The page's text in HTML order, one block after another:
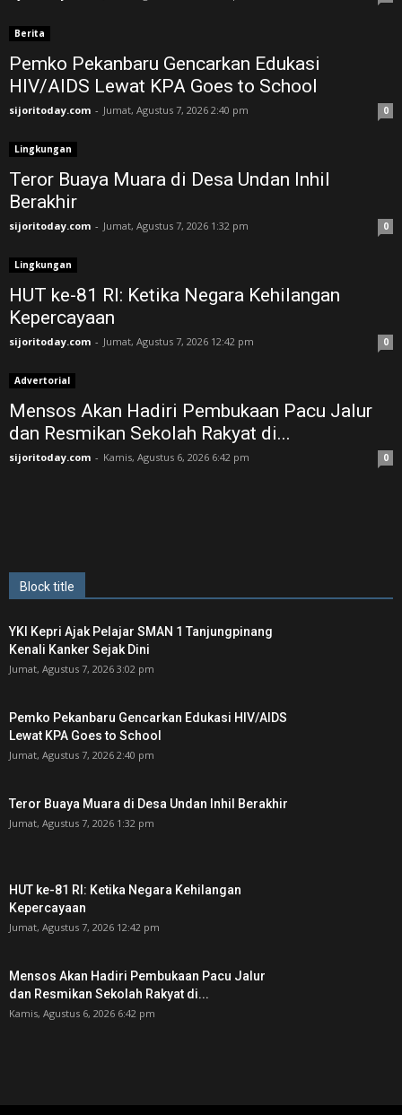
Berita
Pemko Pekanbaru Gencarkan Edukasi
HIV/AIDS Lewat KPA Goes to School
sijoritoday.com - Jumat, Agustus 7, 2026 2:40 pm 0
Lingkungan
Teror Buaya Muara di Desa Undan Inhil
Berakhir
sijoritoday.com - Jumat, Agustus 7, 2026 1:32 pm 0
Lingkungan
HUT ke-81 RI: Ketika Negara Kehilangan
Kepercayaan
sijoritoday.com - Jumat, Agustus 7, 2026 12:42 pm 0
Advertorial
Mensos Akan Hadiri Pembukaan Pacu Jalur
dan Resmikan Sekolah Rakyat di...
sijoritoday.com - Kamis, Agustus 6, 2026 6:42 pm 0
Block title
YKI Kepri Ajak Pelajar SMAN 1 Tanjungpinang
Kenali Kanker Sejak Dini
Jumat, Agustus 7, 2026 3:02 pm
Pemko Pekanbaru Gencarkan Edukasi HIV/AIDS
Lewat KPA Goes to School
Jumat, Agustus 7, 2026 2:40 pm
Teror Buaya Muara di Desa Undan Inhil Berakhir
Jumat, Agustus 7, 2026 1:32 pm
HUT ke-81 RI: Ketika Negara Kehilangan
Kepercayaan
Jumat, Agustus 7, 2026 12:42 pm
Mensos Akan Hadiri Pembukaan Pacu Jalur
dan Resmikan Sekolah Rakyat di...
Kamis, Agustus 6, 2026 6:42 pm